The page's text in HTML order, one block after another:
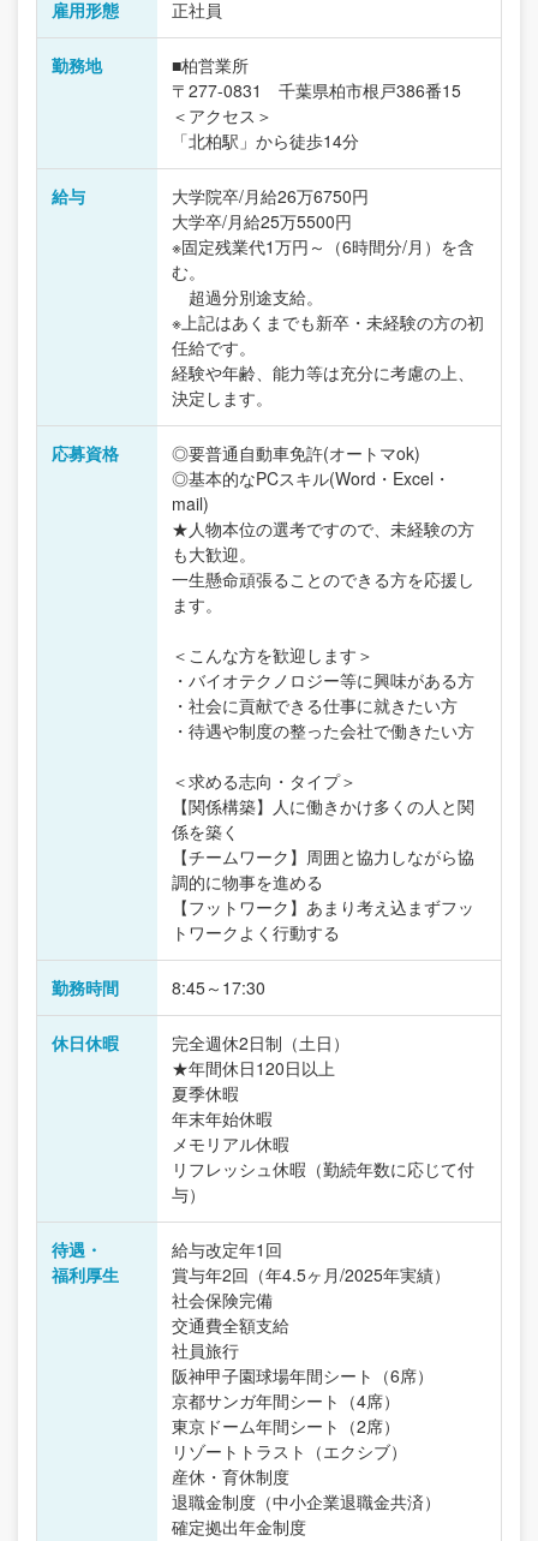
雇用形態 正社員
勤務地
■柏営業所
〒277-0831 千葉県柏市根戸386番15
＜アクセス＞
「北柏駅」から徒歩14分
給与
大学院卒/月給26万6750円
大学卒/月給25万5500円
※固定残業代1万円～（6時間分/月）を含
む。
超過分別途支給。
※上記はあくまでも新卒・未経験の方の初
任給です。
経験や年齢、能力等は充分に考慮の上、
決定します。
応募資格
◎要普通自動車免許(オートマok)
◎基本的なPCスキル(Word・Excel・
mail)
★人物本位の選考ですので、未経験の方
も大歓迎。
一生懸命頑張ることのできる方を応援し
ます。
＜こんな方を歓迎します＞
・バイオテクノロジー等に興味がある方
・社会に貢献できる仕事に就きたい方
・待遇や制度の整った会社で働きたい方
＜求める志向・タイプ＞
【関係構築】人に働きかけ多くの人と関
係を築く
【チームワーク】周囲と協力しながら協
調的に物事を進める
【フットワーク】あまり考え込まずフッ
トワークよく行動する
勤務時間 8:45～17:30
休日休暇
完全週休2日制（土日）
★年間休日120日以上
夏季休暇
年末年始休暇
メモリアル休暇
リフレッシュ休暇（勤続年数に応じて付
与）
待遇・
福利厚生
給与改定年1回
賞与年2回（年4.5ヶ月/2025年実績）
社会保険完備
交通費全額支給
社員旅行
阪神甲子園球場年間シート（6席）
京都サンガ年間シート（4席）
東京ドーム年間シート（2席）
リゾートトラスト（エクシブ）
産休・育休制度
退職金制度（中小企業退職金共済）
確定拠出年金制度